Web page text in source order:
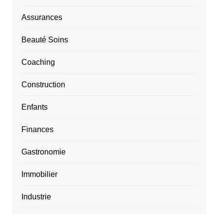
Assurances
Beauté Soins
Coaching
Construction
Enfants
Finances
Gastronomie
Immobilier
Industrie